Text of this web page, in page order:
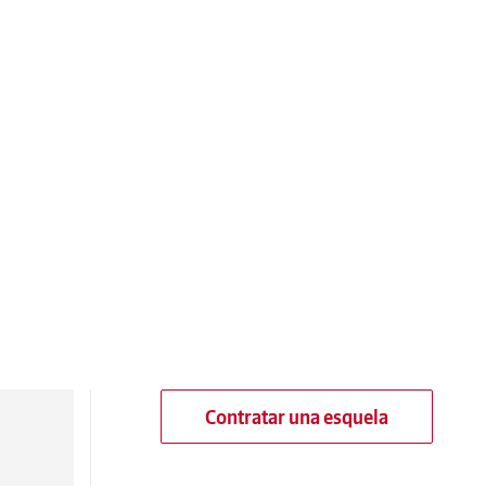
Contratar una esquela